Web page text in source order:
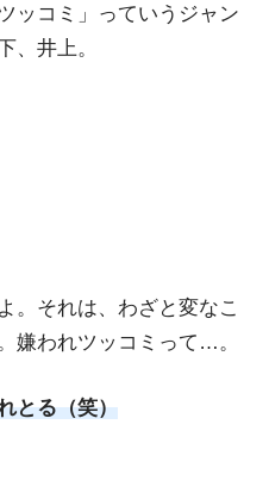
ッコミ」っていうジャン
、井上。
。それは、わざと変なこ
嫌われツッコミって…。
とる（笑）